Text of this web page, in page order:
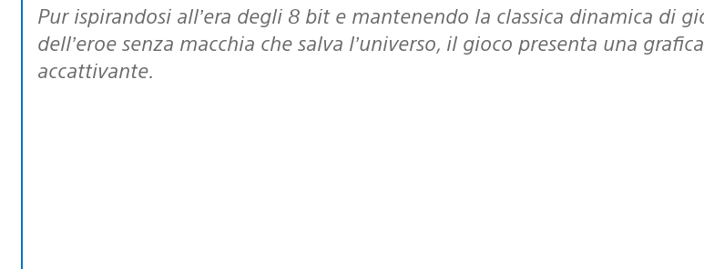
Pur ispirandosi all’era degli 8 bit e mantenendo la classica dinamica di gioco
dell’eroe senza macchia che salva l’universo, il gioco presenta una grafica
accattivante.